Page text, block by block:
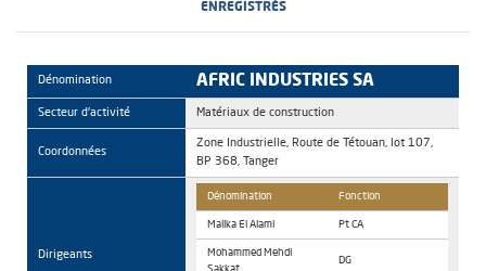
ENREGISTRÉS
Dénomination AFRIC INDUSTRIES SA
Secteur d'activité Matériaux de construction
Coordonnées
Zone Industrielle, Route de Tétouan, lot 107,
BP 368, Tanger
Dirigeants
Dénomination Fonction
Malika El Alami Pt CA
Mohammed Mehdi
DG